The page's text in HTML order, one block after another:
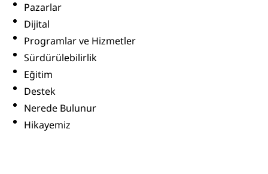
Pazarlar
Dijital
Programlar ve Hizmetler
Sürdürülebilirlik
Eğitim
Destek
Nerede Bulunur
Hikayemiz